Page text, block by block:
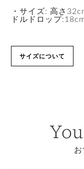
・サイズ: 高さ
ドルドロップ
サイズについて